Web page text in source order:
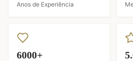
Anos de Experiência
6000+